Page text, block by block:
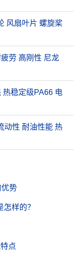
风扇叶片 螺旋桨
劳 高刚性 尼龙
热稳定级PA66 电
动性 耐油性能 热
势
样的？
点